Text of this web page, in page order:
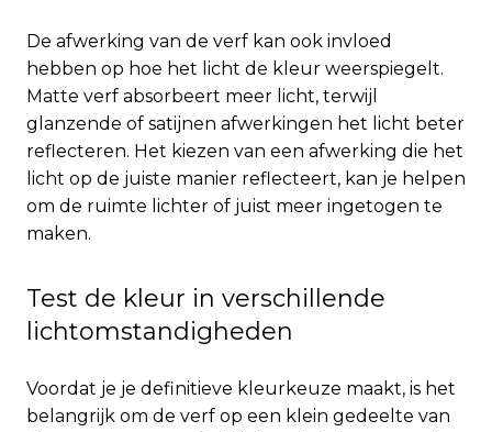
De afwerking van de verf kan ook invloed
hebben op hoe het licht de kleur weerspiegelt.
Matte verf absorbeert meer licht, terwijl
glanzende of satijnen afwerkingen het licht beter
reflecteren. Het kiezen van een afwerking die het
licht op de juiste manier reflecteert, kan je helpen
om de ruimte lichter of juist meer ingetogen te
maken.
Test de kleur in verschillende
lichtomstandigheden
Voordat je je definitieve kleurkeuze maakt, is het
belangrijk om de verf op een klein gedeelte van